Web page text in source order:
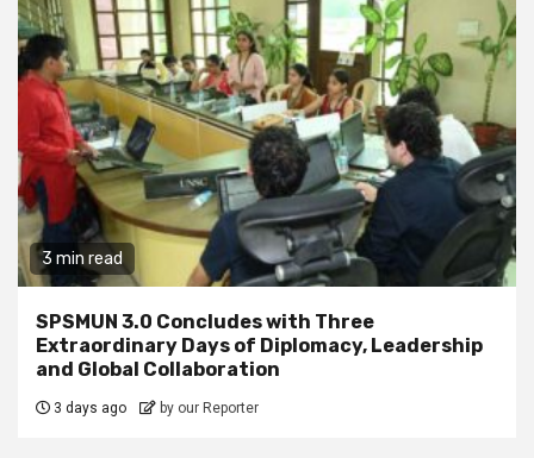
3 min read
SPSMUN 3.0 Concludes with Three
Extraordinary Days of Diplomacy, Leadership
and Global Collaboration
3 days ago by our Reporter